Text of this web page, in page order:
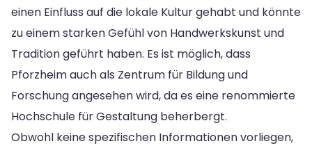
einen Einfluss auf die lokale Kultur gehabt und könnte
zu einem starken Gefühl von Handwerkskunst und
Tradition geführt haben. Es ist möglich, dass
Pforzheim auch als Zentrum für Bildung und
Forschung angesehen wird, da es eine renommierte
Hochschule für Gestaltung beherbergt.
Obwohl keine spezifischen Informationen vorliegen,